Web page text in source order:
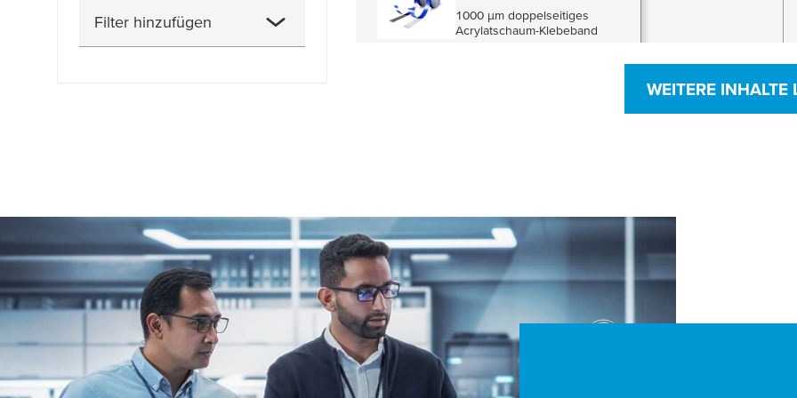
Filter hinzufügen
Tagen)
Klebkraft auf Aluminium
(nach 3 Tagen)
Klebkraft auf PP (initial)
Klebkraft auf PP (nach 14
Tagen)
Klebkraft auf Stahl (initial)
1000 µm doppelseitiges
Acrylatschaum-Klebeband
WEITERE INHALTE